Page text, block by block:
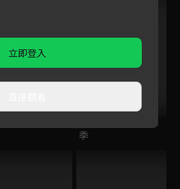
孤獨的美食家 第11
季
立即登入